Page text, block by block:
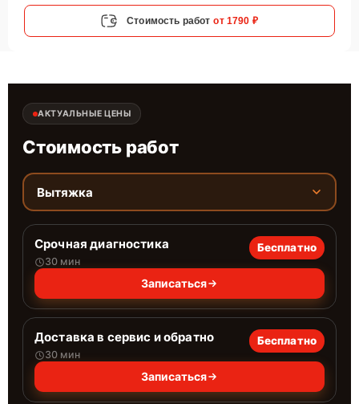
Стоимость работ от 1790 ₽
АКТУАЛЬНЫЕ ЦЕНЫ
Стоимость работ
Вытяжка
Срочная диагностика
30 мин
Бесплатно
Записаться
Доставка в сервис и обратно
30 мин
Бесплатно
Записаться